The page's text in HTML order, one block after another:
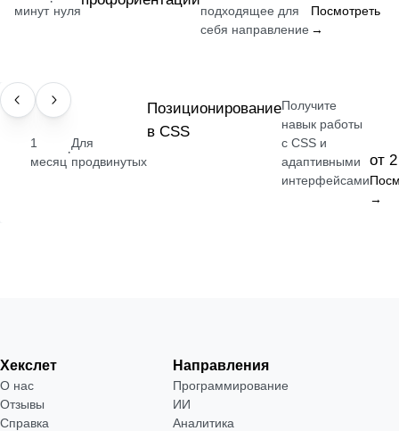
минут нуля
подходящее для
себя направление
Посмотреть
→
НАВЫК
1
месяц
·
Для
продвинутых
Позиционирование
в CSS
Получите
навык работы
с CSS и
адаптивными
интерфейсами
от
→
Хекслет
О нас
Отзывы
Справка
Направления
Программирование
ИИ
Аналитика